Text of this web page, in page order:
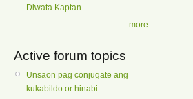
Diwata Kaptan
more
Active forum topics
Unsaon pag conjugate ang
kukabildo or hinabi